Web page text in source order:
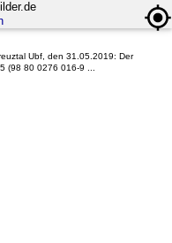
Ubf, den 31.05.2019: Der
(98 80 0276 016-9 ...